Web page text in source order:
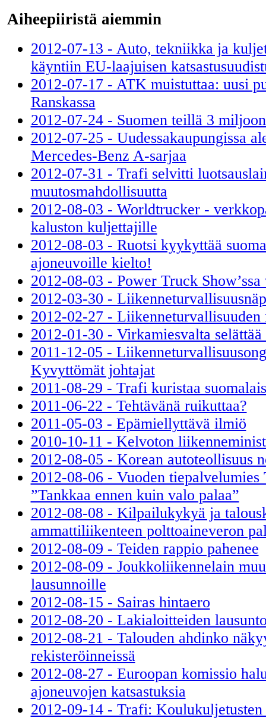
Aiheepiiristä aiemmin
2012-07-13 - Auto, tekniikka ja
käyntiin EU-laajuisen
2012-07-17 - ATK muistuttaa: uusi
Ranskassa
2012-07-24 - Suomen teillä 3
2012-07-25 - Uudessakaupungissa
Mercedes-Benz A-sarjaa
2012-07-31 - Trafi selvitti
muutosmahdollisuutta
2012-08-03 - Worldtrucker -
kaluston kuljettajille
2012-08-03 - Ruotsi kyykyttää
ajoneuvoille kielto!
2012-08-03 - Power Truck
2012-03-30 -
2012-02-27 - Liikenneturvallisuuden
2012-01-30 - Virkamiesvalta selättää
2011-12-05 -
Kyvyttömät johtajat
2011-08-29 - Trafi kuristaa
2011-06-22 - Tehtävänä ruikuttaa?
2011-05-03 - Epämiellyttävä ilmiö
2010-10-11 - Kelvoton
2012-08-05 - Korean autoteollisuus
2012-08-06 - Vuoden tiepalvelumies
”Tankkaa ennen kuin valo palaa”
2012-08-08 - Kilpailukykyä ja
ammattiliikenteen polttoaineveron
2012-08-09 - Teiden rappio pahenee
2012-08-09 - Joukkoliikennelain
lausunnoille
2012-08-15 - Sairas hintaero
2012-08-20 - Lakialoitteiden
2012-08-21 - Talouden ahdinko
rekisteröinneissä
2012-08-27 - Euroopan komissio
ajoneuvojen katsastuksia
2012-09-14 - Trafi: